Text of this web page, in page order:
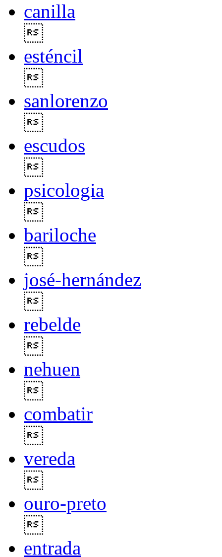
canilla
esténcil
sanlorenzo
escudos
psicologia
bariloche
josé-hernández
rebelde
nehuen
combatir
vereda
ouro-preto
entrada